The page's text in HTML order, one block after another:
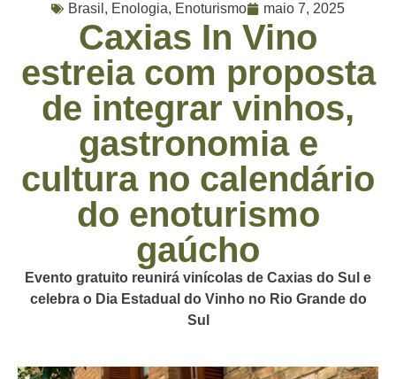
Brasil , Enologia, Enoturismo maio 7, 2025
Caxias In Vino
estreia com proposta
de integrar vinhos,
gastronomia e
cultura no calendário
do enoturismo
gaúcho
Evento gratuito reunirá vinícolas de Caxias do Sul e
celebra o Dia Estadual do Vinho no Rio Grande do
Sul